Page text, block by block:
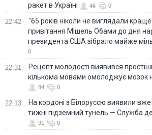
ракет в Україні
46 0
22:42
"65 років ніколи не виглядали
привітання Мішель Обами до дня
президента США зібрало майже
0
22:31
Рецепт молодості виявився
кількома мовами омолоджує мозок
84 0
22:13
На кордоні з Білоруссю виявили вже
тижні підземний тунель — Служба
91 0